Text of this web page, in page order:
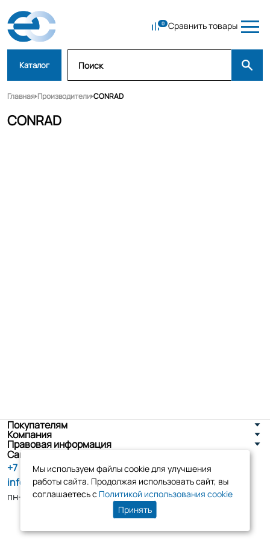
Сравнить товары
Каталог
Главная Производители CONRAD
CONRAD
Покупателям
Компания
Правовая информация
Санкт-Петербург, ул. Новоселов д. 8
+7 (800) 555-86-90
info@tk-elko.ru
пн-пт, 10:00 - 18:00
Мы используем файлы cookie для улучшения
работы сайта. Продолжая использовать сайт, вы
соглашаетесь с Политикой использования cookie
Принять